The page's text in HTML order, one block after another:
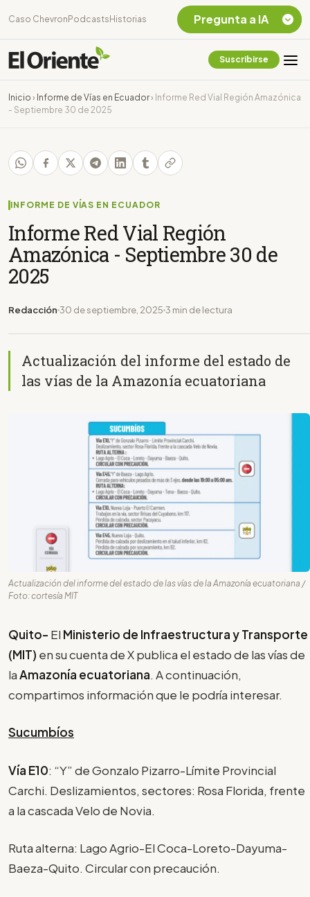
Caso Chevron Podcasts Historias
Suscribirse
Inicio › Informe de Vías en Ecuador› Informe Red Vial Región Amazónica
- Septiembre 30 de 2025
INFORME DE VÍAS EN ECUADOR
Informe Red Vial Región
Amazónica - Septiembre 30 de
2025
Redacción 30 de septiembre, 2025 3 min de lectura
Actualización del informe del estado de
las vías de la Amazonía ecuatoriana
Actualización del informe del estado de las vías de la Amazonía ecuatoriana /
Foto: cortesía MIT
Quito- El Ministerio de Infraestructura y Transporte
(MIT) en su cuenta de X publica el estado de las vías de
laAmazonía ecuatoriana. A continuación,
compartimos información que le podría interesar.
Sucumbíos
Vía E10: “Y” de Gonzalo Pizarro-Límite Provincial
Carchi. Deslizamientos, sectores: Rosa Florida, frente
a la cascada Velo de Novia.
Ruta alterna: Lago Agrio-El Coca-Loreto-Dayuma-
Baeza-Quito. Circular con precaución.
Pregunta a IA
Chevron Ecuador